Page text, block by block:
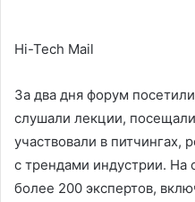
Hi-Tech Mail
За два дня форум
слушали лекции,
участвовали в питчингах,
с трендами индустрии. На
более 200 экспертов,